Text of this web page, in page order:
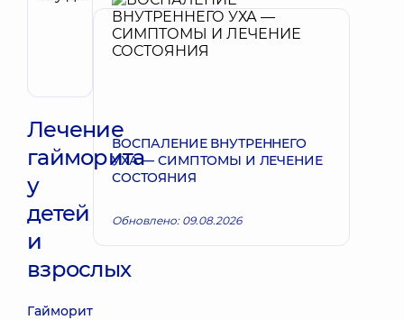
Юлия
Владимировна
Отоларинголог;
Запись к врачу
Лечение
гайморита
у
детей
и
взрослых
Гайморит
ВОСПАЛЕНИЕ ВНУТРЕННЕГО
УХА — СИМПТОМЫ И ЛЕЧЕНИЕ
СОСТОЯНИЯ
Обновлено: 09.08.2026